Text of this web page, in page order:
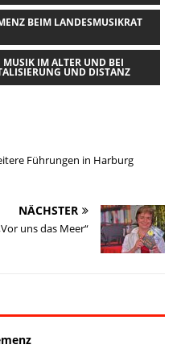
BEIM LANDESMUSIKRAT
IM ALTER UND BEI
UND DISTANZ
Führungen in Harburg
NÄCHSTER
uns das Meer“